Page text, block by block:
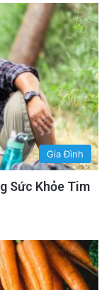
Gia Đình
Sức Khỏe Tim